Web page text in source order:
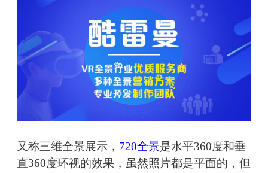
又称三维全景展示， 720全景是水平360度和垂
直360度环视的效果，虽然照片都是平面的，但